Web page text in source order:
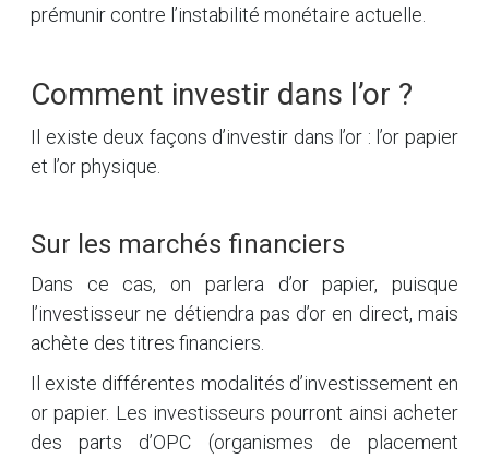
prémunir contre l’instabilité monétaire actuelle.
Comment investir dans l’or ?
Il existe deux façons d’investir dans l’or : l’or papier
et l’or physique.
Sur les marchés financiers
Dans ce cas, on parlera d’or papier, puisque
l’investisseur ne détiendra pas d’or en direct, mais
achète des titres financiers.
Il existe différentes modalités d’investissement en
or papier. Les investisseurs pourront ainsi acheter
des parts d’OPC (organismes de placement